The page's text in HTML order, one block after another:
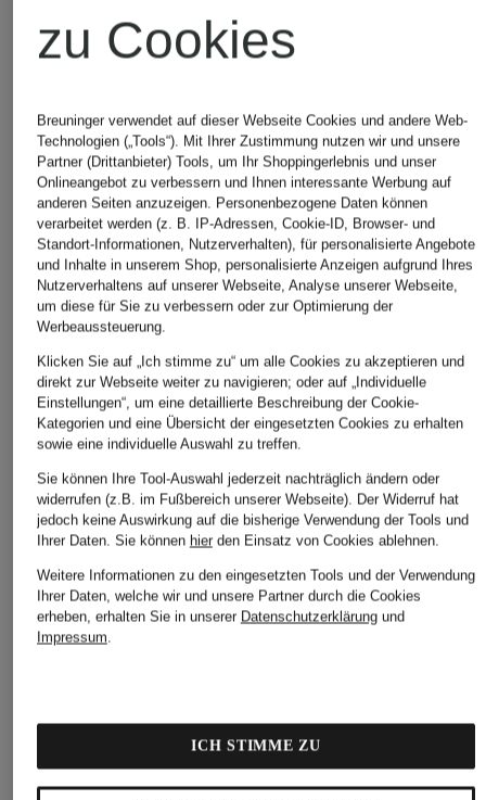
Neu
LUISA CERANO Hemdbluse mit abnehmbarer Krawatte
329,95 €
329,95 €
Neu
Verfügbare Größen
zu Cookies
Breuninger verwendet auf dieser Webseite Cookies und andere Web-
Technologien („Tools“). Mit Ihrer Zustimmung nutzen wir und unsere
Partner (Drittanbieter) Tools, um Ihr Shoppingerlebnis und unser
Onlineangebot zu verbessern und Ihnen interessante Werbung auf
anderen Seiten anzuzeigen. Personenbezogene Daten können
verarbeitet werden (z. B. IP-Adressen, Cookie-ID, Browser- und
Standort-Informationen, Nutzerverhalten), für personalisierte Angebote
und Inhalte in unserem Shop, personalisierte Anzeigen aufgrund Ihres
Nutzerverhaltens auf unserer Webseite, Analyse unserer Webseite,
um diese für Sie zu verbessern oder zur Optimierung der
Werbeaussteuerung.
Klicken Sie auf „Ich stimme zu“ um alle Cookies zu akzeptieren und
direkt zur Webseite weiter zu navigieren; oder auf „Individuelle
Einstellungen“, um eine detaillierte Beschreibung der Cookie-
Kategorien und eine Übersicht der eingesetzten Cookies zu erhalten
sowie eine individuelle Auswahl zu treffen.
Sie können Ihre Tool-Auswahl jederzeit nachträglich ändern oder
widerrufen (z.B. im Fußbereich unserer Webseite). Der Widerruf hat
jedoch keine Auswirkung auf die bisherige Verwendung der Tools und
Ihrer Daten. Sie können hierden Einsatz von Cookies ablehnen.
Weitere Informationen zu den eingesetzten Tools und der Verwendung
Ihrer Daten, welche wir und unsere Partner durch die Cookies
erheben, erhalten Sie in unserer Datenschutzerklärungund
Impressum.
ICH STIMME ZU